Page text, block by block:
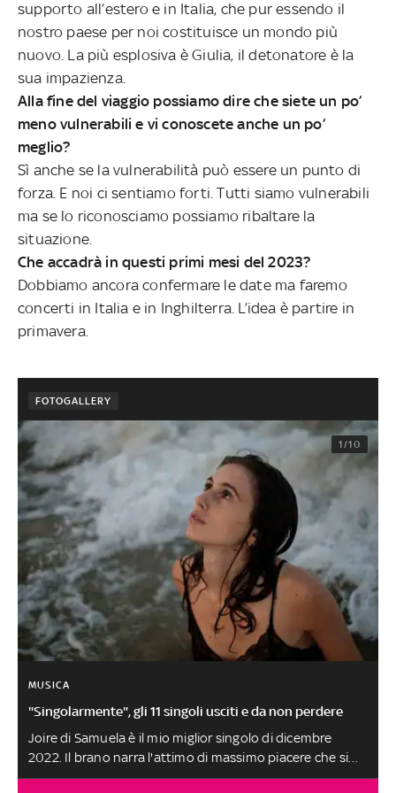
supporto all’estero e in Italia, che pur essendo il
nostro paese per noi costituisce un mondo più
nuovo. La più esplosiva è Giulia, il detonatore è la
sua impazienza.
Alla fine del viaggio possiamo dire che siete un po’
meno vulnerabili e vi conoscete anche un po’
meglio?
Sì anche se la vulnerabilità può essere un punto di
forza. E noi ci sentiamo forti. Tutti siamo vulnerabili
ma se lo riconosciamo possiamo ribaltare la
situazione.
Che accadrà in questi primi mesi del 2023?
Dobbiamo ancora confermare le date ma faremo
concerti in Italia e in Inghilterra. L’idea è partire in
primavera.
FOTOGALLERY
1/10
MUSICA
"Singolarmente", gli 11 singoli usciti e da non perdere
Joire di Samuela è il mio miglior singolo di dicembre
2022. Il brano narra l'attimo di massimo piacere che si
raggiunge facendo l'amore, come spiega il titolo che